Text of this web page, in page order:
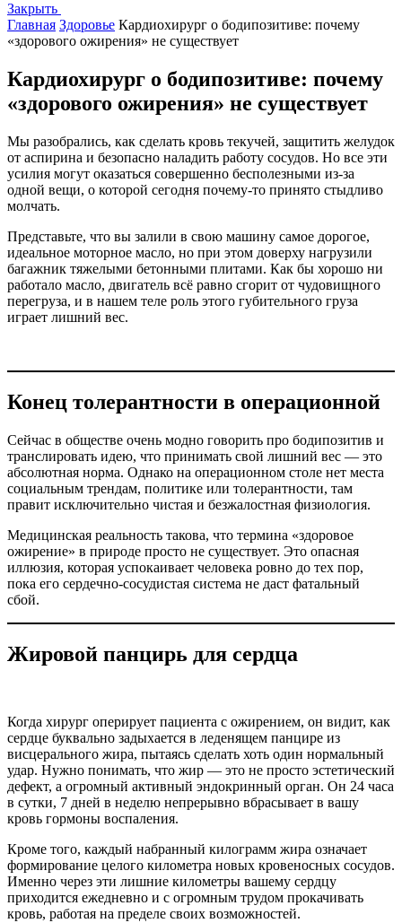
Закрыть
Главная Здоровье Кардиохирург о бодипозитиве: почему
«здорового ожирения» не существует
Кардиохирург о бодипозитиве: почему
«здорового ожирения» не существует
Мы разобрались, как сделать кровь текучей, защитить желудок
от аспирина и безопасно наладить работу сосудов. Но все эти
усилия могут оказаться совершенно бесполезными из-за
одной вещи, о которой сегодня почему-то принято стыдливо
молчать.
Представьте, что вы залили в свою машину самое дорогое,
идеальное моторное масло, но при этом доверху нагрузили
багажник тяжелыми бетонными плитами. Как бы хорошо ни
работало масло, двигатель всё равно сгорит от чудовищного
перегруза, и в нашем теле роль этого губительного груза
играет лишний вес.
Конец толерантности в операционной
Сейчас в обществе очень модно говорить про бодипозитив и
транслировать идею, что принимать свой лишний вес — это
абсолютная норма. Однако на операционном столе нет места
социальным трендам, политике или толерантности, там
правит исключительно чистая и безжалостная физиология.
Медицинская реальность такова, что термина «здоровое
ожирение» в природе просто не существует. Это опасная
иллюзия, которая успокаивает человека ровно до тех пор,
пока его сердечно-сосудистая система не даст фатальный
сбой.
Жировой панцирь для сердца
Когда хирург оперирует пациента с ожирением, он видит, как
сердце буквально задыхается в леденящем панцире из
висцерального жира, пытаясь сделать хоть один нормальный
удар. Нужно понимать, что жир — это не просто эстетический
дефект, а огромный активный эндокринный орган. Он 24 часа
в сутки, 7 дней в неделю непрерывно вбрасывает в вашу
кровь гормоны воспаления.
Кроме того, каждый набранный килограмм жира означает
формирование целого километра новых кровеносных сосудов.
Именно через эти лишние километры вашему сердцу
приходится ежедневно и с огромным трудом прокачивать
кровь, работая на пределе своих возможностей.